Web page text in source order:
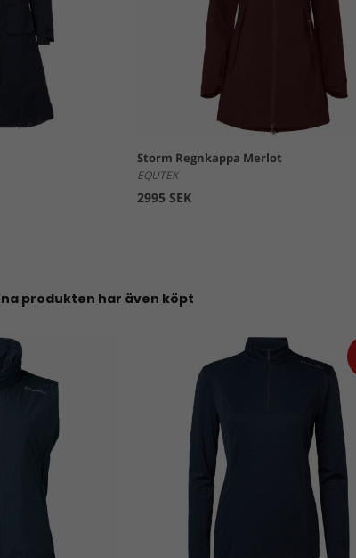
Storm Regnkappa Merlot
EQUTEX
2995 SEK
produkten har även köpt